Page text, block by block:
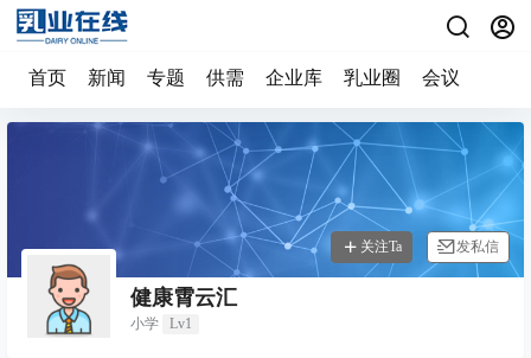
首页 新闻 专题 供需 企业库 乳业圈 会议
健康霄云汇
小学 Lv1
关注Ta 发私信